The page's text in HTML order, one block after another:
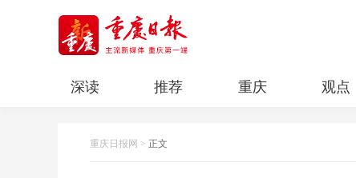
深读 推荐 重庆 观点
重庆日报网 > 正文